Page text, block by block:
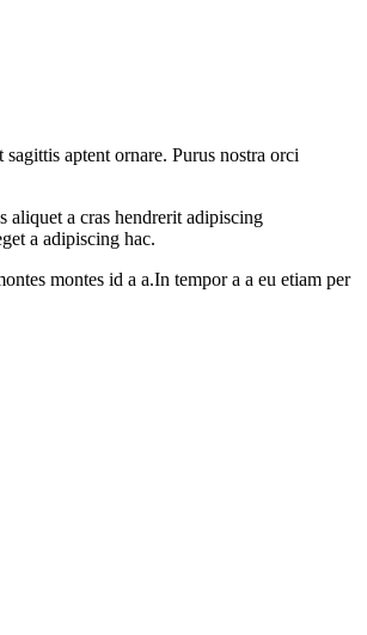
aptent ornare. Purus nostra orci
aliquet a cras hendrerit adipiscing
a adipiscing hac.
montes id a a.In tempor a a eu etiam per